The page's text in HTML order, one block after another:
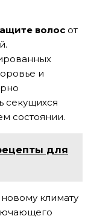
волос от
и
секущихся
состоянии.
для
климату